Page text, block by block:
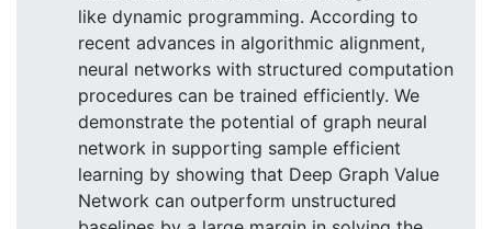
like dynamic programming. According to
recent advances in algorithmic alignment,
neural networks with structured computation
procedures can be trained efficiently. We
demonstrate the potential of graph neural
network in supporting sample efficient
learning by showing that Deep Graph Value
Network can outperform unstructured